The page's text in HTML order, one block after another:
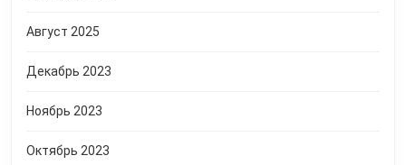
Август 2025
Декабрь 2023
Ноябрь 2023
Октябрь 2023